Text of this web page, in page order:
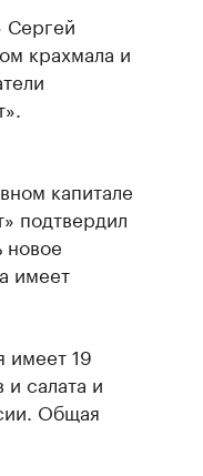
Сергей
крахмала и
капитале
подтвердил
новое
имеет
имеет 19
салата и
Общая